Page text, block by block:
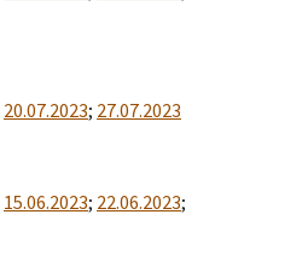
20.07.2023; 27.07.2023
15.06.2023; 22.06.2023;